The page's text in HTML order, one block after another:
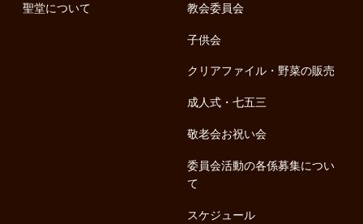
聖堂について 教会委員会
子供会
クリアファイル・野菜の販売
成人式・七五三
敬老会お祝い会
委員会活動の各係募集につい
て
スケジュール